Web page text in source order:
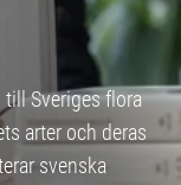
till Sveriges flora
arter och deras
svenska